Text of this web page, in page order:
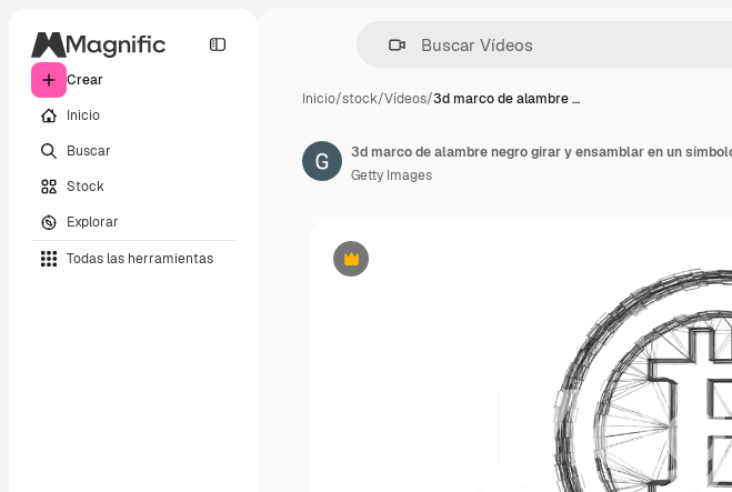
Crear
Inicio
Buscar
Stock
Explorar
Todas las herramientas
Inicio/stock/Vídeos/3d marco de alambre …
Premium
Getty Images